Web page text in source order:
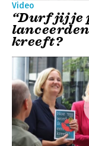
Video
“Durf jij je
kreeft?